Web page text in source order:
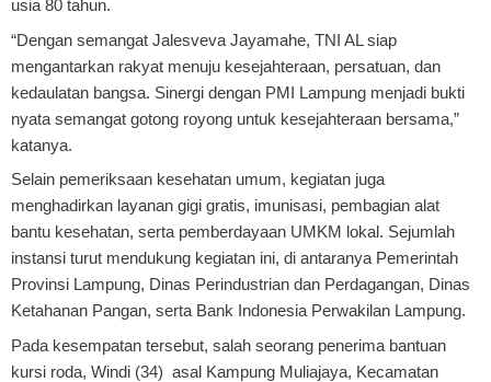
usia 80 tahun.
“Dengan semangat Jalesveva Jayamahe, TNI AL siap
mengantarkan rakyat menuju kesejahteraan, persatuan, dan
kedaulatan bangsa. Sinergi dengan PMI Lampung menjadi bukti
nyata semangat gotong royong untuk kesejahteraan bersama,”
katanya.
Selain pemeriksaan kesehatan umum, kegiatan juga
menghadirkan layanan gigi gratis, imunisasi, pembagian alat
bantu kesehatan, serta pemberdayaan UMKM lokal. Sejumlah
instansi turut mendukung kegiatan ini, di antaranya Pemerintah
Provinsi Lampung, Dinas Perindustrian dan Perdagangan, Dinas
Ketahanan Pangan, serta Bank Indonesia Perwakilan Lampung.
Pada kesempatan tersebut, salah seorang penerima bantuan
kursi roda, Windi (34) asal Kampung Muliajaya, Kecamatan